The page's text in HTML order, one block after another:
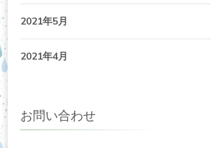
2021年5月
2021年4月
お問い合わせ